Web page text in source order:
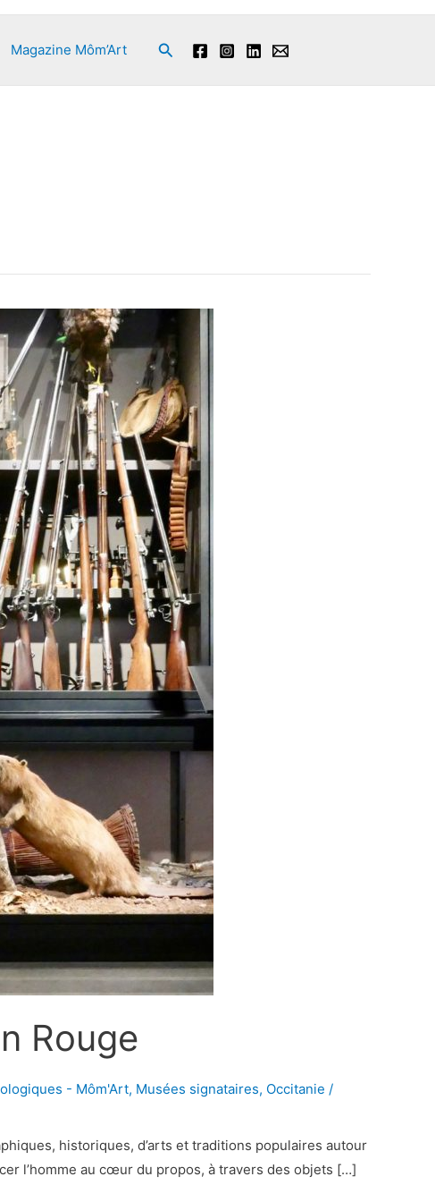
Magazine Môm’Art Rechercher
Rouge
- Môm'Art, Musées signataires, Occitanie /
historiques, d’arts et traditions populaires autour
l’homme au cœur du propos, à travers des objets […]